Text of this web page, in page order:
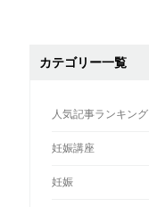
カテゴリー一覧
人気記事ランキング
妊娠講座
妊娠